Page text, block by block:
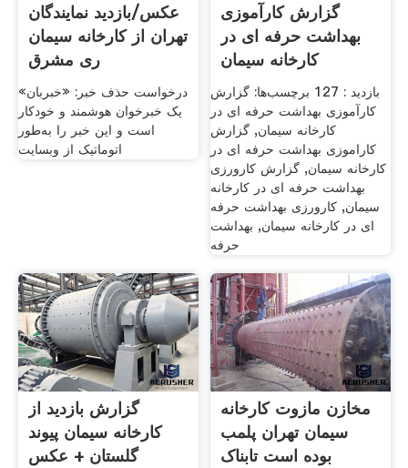
عکس/بازدید نمایندگان
تهران از کارخانه سیمان
ری مشرق
درخواست حذف خبر: «خبربان»
یک خبرخوان هوشمند و خودکار
است و این خبر را به‌طور
اتوماتیک از وبسایت
گزارش کارآموزی
بهداشت حرفه ای در
کارخانه سیمان
بازدید : 127 برچسب‌ها: گزارش
کارآموزی بهداشت حرفه ای در
کارخانه سیمان, گزارش
کاراموزی بهداشت حرفه ای در
کارخانه سیمان, گزارش کارورزی
بهداشت حرفه ای در کارخانه
سیمان, کارورزی بهداشت حرفه
ای در کارخانه سیمان, بهداشت
حرفه
گزارش بازدید از
کارخانه سیمان پیوند
گلستان + عکس
مخازن مازوت کارخانه
سیمان تهران پلمب
بوده است تابناک